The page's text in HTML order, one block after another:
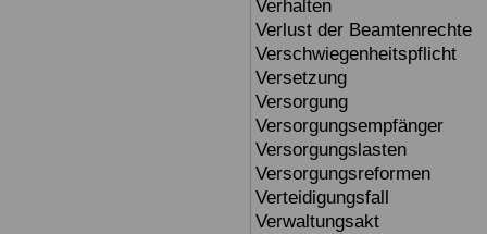
Verhalten
Verlust der Beamtenrechte
Verschwiegenheitspflicht
Versetzung
Versorgung
Versorgungsempfänger
Versorgungslasten
Versorgungsreformen
Verteidigungsfall
Verwaltungsakt